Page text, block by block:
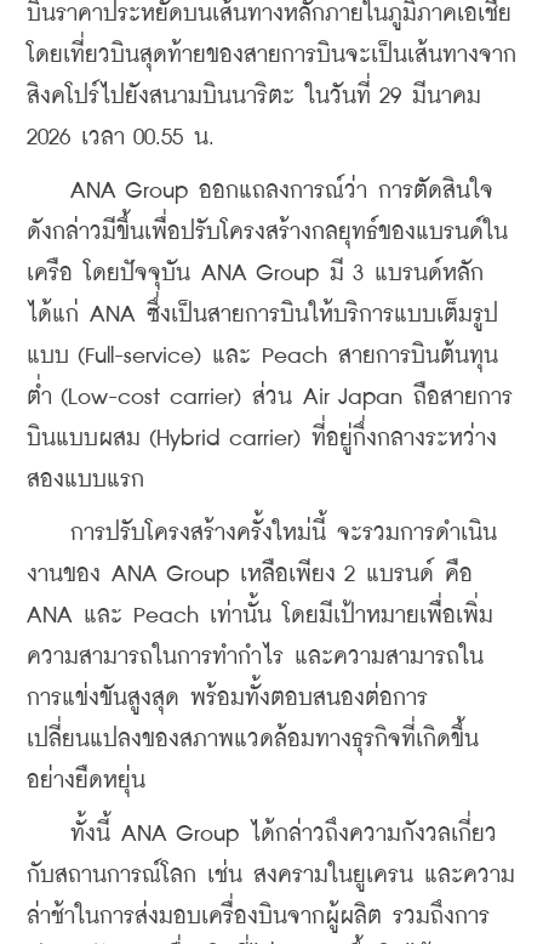
บินราคาประหยัดบนเส้นทางหลักภายในภูมิภาคเอเชีย
โดยเที่ยวบินสุดท้ายของสายการบินจะเป็นเส้นทางจาก
สิงคโปร์ไปยังสนามบินนาริตะ ในวันที่ 29 มีนาคม
2026 เวลา 00.55 น.
ANA Group ออกแถลงการณ์ว่า การตัดสินใจ
ดังกล่าวมีขึ้นเพื่อปรับโครงสร้างกลยุทธ์ของแบรนด์ใน
เครือ โดยปัจจุบัน ANA Group มี 3 แบรนด์หลัก
ได้แก่ ANA ซึ่งเป็นสายการบินให้บริการแบบเต็มรูป
แบบ (Full-service) และ Peach สายการบินต้นทุน
ต่ำ (Low-cost carrier) ส่วน Air Japan ถือสายการ
บินแบบผสม (Hybrid carrier) ที่อยู่กึ่งกลางระหว่าง
สองแบบแรก
การปรับโครงสร้างครั้งใหม่นี้ จะรวมการดำเนิน
งานของ ANA Group เหลือเพียง 2 แบรนด์ คือ
ANA และ Peach เท่านั้น โดยมีเป้าหมายเพื่อเพิ่ม
ความสามารถในการทำกำไร และความสามารถใน
การแข่งขันสูงสุด พร้อมทั้งตอบสนองต่อการ
เปลี่ยนแปลงของสภาพแวดล้อมทางธุรกิจที่เกิดขึ้น
อย่างยืดหยุ่น
ทั้งนี้ ANA Group ได้กล่าวถึงความกังวลเกี่ยว
กับสถานการณ์โลก เช่น สงครามในยูเครน และความ
ล่าช้าในการส่งมอบเครื่องบินจากผู้ผลิต รวมถึงการ